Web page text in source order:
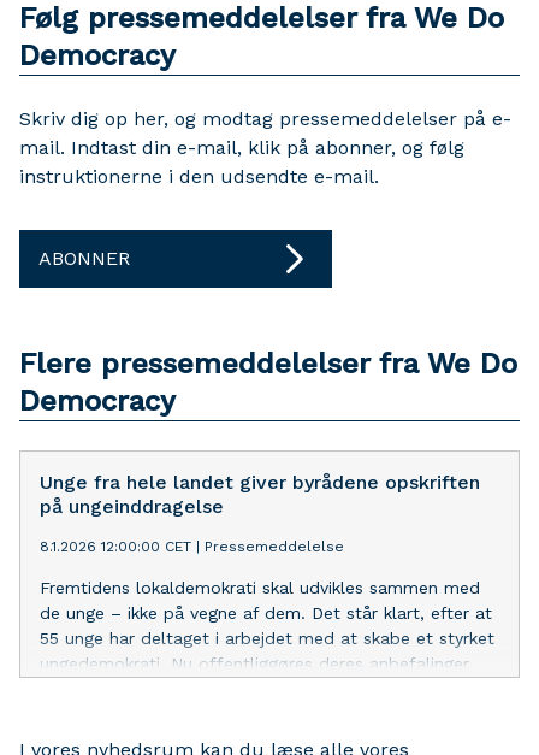
Følg pressemeddelelser fra We Do
Democracy
Skriv dig op her, og modtag pressemeddelelser på e-
mail. Indtast din e-mail, klik på abonner, og følg
instruktionerne i den udsendte e-mail.
ABONNER
Flere pressemeddelelser fra We Do
Democracy
Unge fra hele landet giver byrådene opskriften
på ungeinddragelse
8.1.2026 12:00:00 CET Pressemeddelelse
Fremtidens lokaldemokrati skal udvikles sammen med
de unge – ikke på vegne af dem. Det står klart, efter at
55 unge har deltaget i arbejdet med at skabe et styrket
ungedemokrati. Nu offentliggøres deres anbefalinger.
I vores nyhedsrum kan du læse alle vores